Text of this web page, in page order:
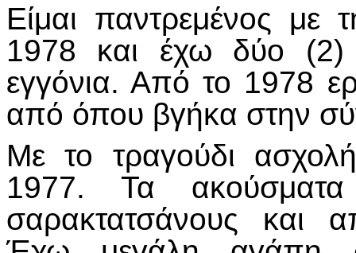
Είμαι παντρεμένος με
1978 και έχω δύο (2)
εγγόνια. Από το 1978
από όπου βγήκα στην
Με το τραγούδι
1977. Τα
σαρακτατσάνους και